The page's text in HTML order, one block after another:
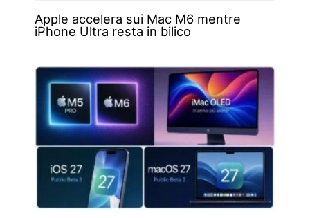
Apple accelera sui Mac M6 mentre
iPhone Ultra resta in bilico